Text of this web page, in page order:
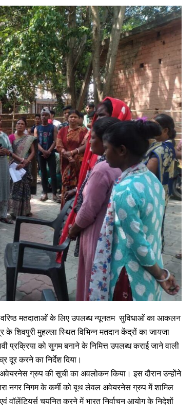
मतदाताओं के लिए उपलब्ध न्यूनतम सुविधाओं का आकलन
के शिवपुरी मुहल्ला स्थित विभिन्न मतदान केंद्रों का जायजा
प्रक्रिया को सुगम बनाने के निमित्त उपलब्ध कराई जाने वाली
करने का निर्देश दिया।
ग्रुप की सूची का अवलोकन किया। इस दौरान उन्होंने
नगर निगम के कर्मी को बूथ लेवल अवेयरनेस ग्रुप में शामिल
चयनित करने में भारत निर्वाचन आयोग के निदेशों